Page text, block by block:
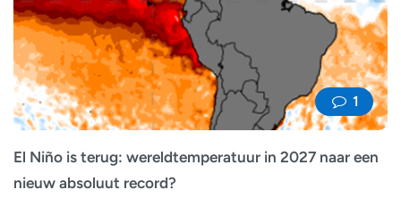
1
El Niño is terug: wereldtemperatuur in 2027 naar een
nieuw absoluut record?